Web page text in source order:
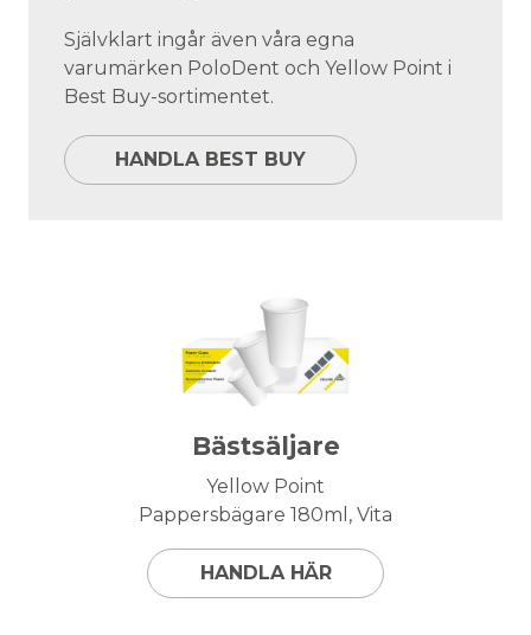
Självklart ingår även våra egna
varumärken PoloDent och Yellow Point i
Best Buy-sortimentet.
HANDLA BEST BUY
Bästsäljare
Yellow Point
Pappersbägare 180ml, Vita
HANDLA HÄR